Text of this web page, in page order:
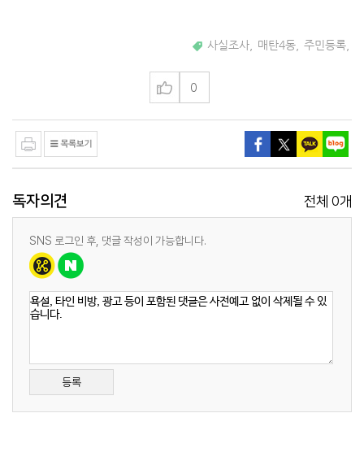
사실조사 매탄4동 주민등록
0
독자의견 전체 0개
SNS 로그인 후, 댓글 작성이 가능합니다.
등록